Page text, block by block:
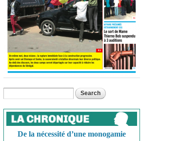
Search form
De la nécessité d’une monogamie